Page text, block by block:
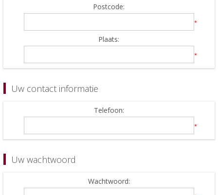
Postcode:
*
Plaats:
*
Uw contact informatie
Telefoon:
*
Uw wachtwoord
Wachtwoord: